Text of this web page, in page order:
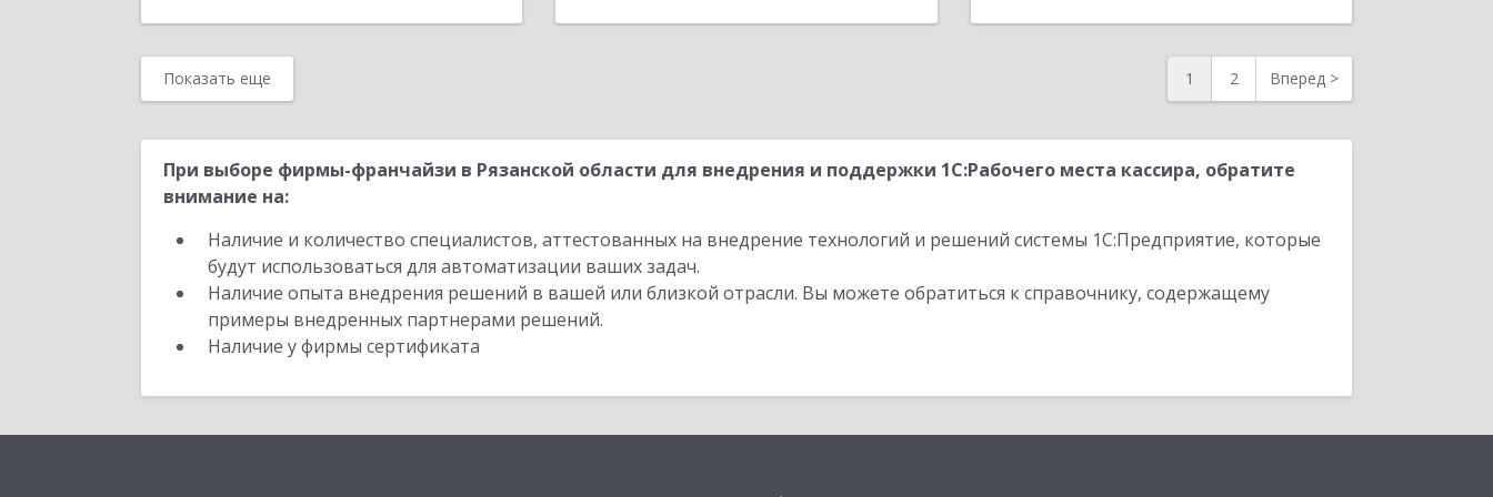
Показать еще 1 2 Вперед >
При выборе фирмы-франчайзи в Рязанской области для внедрения и поддержки 1С:Рабочего места кассира, обратите
внимание на:
Наличие и количество специалистов, аттестованных на внедрение технологий и решений системы 1С:Предприятие, которые
будут использоваться для автоматизации ваших задач.
Наличие опыта внедрения решений в вашей или близкой отрасли. Вы можете обратиться к справочнику, содержащему
примеры внедренных партнерами решений.
Наличие у фирмы сертификата